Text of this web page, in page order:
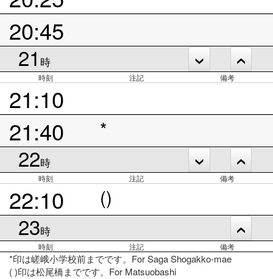
20:45
21 時
時刻 注記 備考
21:10
21:40
*
22時
時刻 注記 備考
22:10 ()
23時
時刻 注記 備考
*印は嵯峨小学校前までです。For Saga Shogakko-mae
( )印は松尾橋までです。For Matsuobashi